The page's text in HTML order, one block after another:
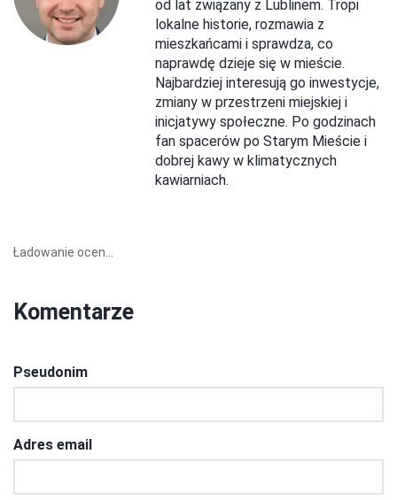
od lat związany z Lublinem. Tropi
lokalne historie, rozmawia z
mieszkańcami i sprawdza, co
naprawdę dzieje się w mieście.
Najbardziej interesują go inwestycje,
zmiany w przestrzeni miejskiej i
inicjatywy społeczne. Po godzinach
fan spacerów po Starym Mieście i
dobrej kawy w klimatycznych
kawiarniach.
Ładowanie ocen...
Komentarze
Pseudonim
Adres email